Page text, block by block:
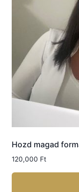
Hozd magad
120,000 Ft